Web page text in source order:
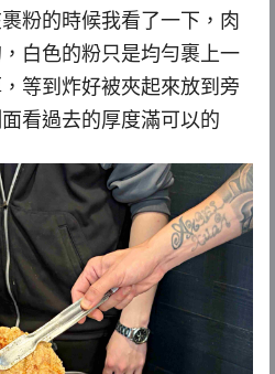
粉的時候我看了一下，肉
白色的粉只是均勻裹上一
等到炸好被夾起來放到旁
看過去的厚度滿可以的